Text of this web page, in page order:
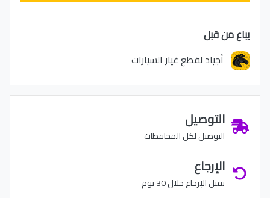
يباع من قبل
أجياد لقطع غيار السيارات
التوصيل
التوصيل لكل المحافظات
الإرجاع
نقبل الإرجاع خلال 30 يوم